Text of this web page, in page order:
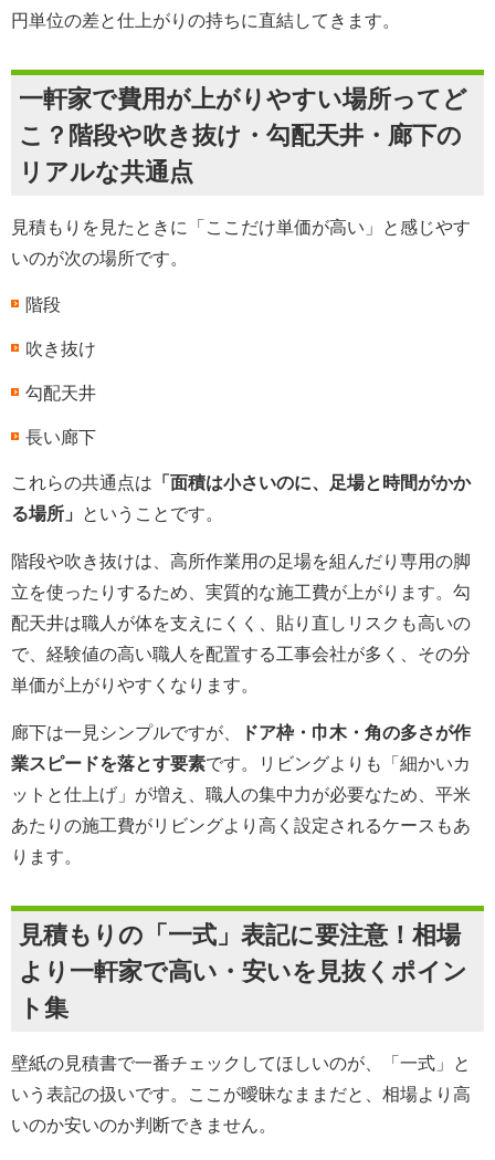
円単位の差と仕上がりの持ちに直結してきます。
一軒家で費用が上がりやすい場所ってど
こ？階段や吹き抜け・勾配天井・廊下の
リアルな共通点
見積もりを見たときに「ここだけ単価が高い」と感じやす
いのが次の場所です。
階段
吹き抜け
勾配天井
長い廊下
これらの共通点は 「面積は小さいのに、足場と時間がかか
る場所」
ということです。
階段や吹き抜けは、高所作業用の足場を組んだり専用の脚
立を使ったりするため、実質的な施工費が上がります。勾
配天井は職人が体を支えにくく、貼り直しリスクも高いの
で、経験値の高い職人を配置する工事会社が多く、その分
単価が上がりやすくなります。
廊下は一見シンプルですが、
ドア枠・巾木・角の多さが作
業スピードを落とす要素です。リビングよりも「細かいカ
ットと仕上げ」が増え、職人の集中力が必要なため、平米
あたりの施工費がリビングより高く設定されるケースもあ
ります。
見積もりの「一式」表記に要注意！相場
より一軒家で高い・安いを見抜くポイン
ト集
壁紙の見積書で一番チェックしてほしいのが、「一式」と
いう表記の扱いです。ここが曖昧なままだと、相場より高
いのか安いのか判断できません。